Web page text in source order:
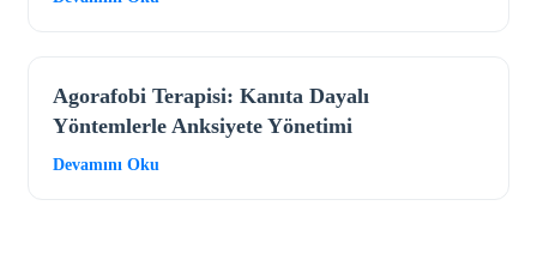
Agorafobi Terapisi: Kanıta Dayalı
Yöntemlerle Anksiyete Yönetimi
Devamını Oku